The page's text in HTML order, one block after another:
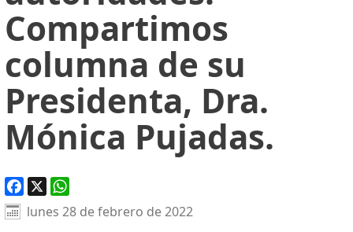
Compartimos
columna de su
Presidenta, Dra.
Mónica Pujadas.
Facebook
X WhatsApp
lunes 28 de febrero de 2022